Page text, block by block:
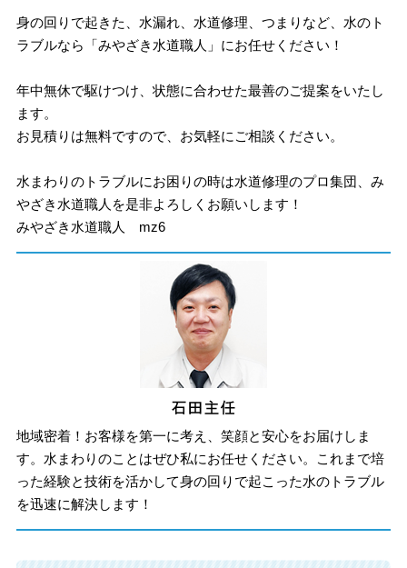
身の回りで起きた、水漏れ、水道修理、つまりなど、水のト
ラブルなら「みやざき水道職人」にお任せください！
年中無休で駆けつけ、状態に合わせた最善のご提案をいたし
ます。
お見積りは無料ですので、お気軽にご相談ください。
水まわりのトラブルにお困りの時は水道修理のプロ集団、み
やざき水道職人を是非よろしくお願いします！
みやざき水道職人 mz6
地域密着！お客様を第一に考え、笑顔と安心をお届けしま
す。水まわりのことはぜひ私にお任せください。これまで培
った経験と技術を活かして身の回りで起こった水のトラブル
を迅速に解決します！